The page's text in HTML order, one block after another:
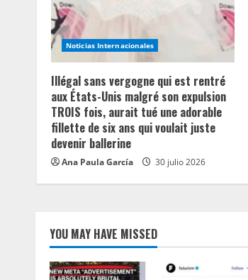
R
e
a
d
i
n
Noticias Internacionales
Illégal sans vergogne qui est rentré
aux États-Unis malgré son expulsion
TROIS fois, aurait tué une adorable
fillette de six ans qui voulait juste
devenir ballerine
Ana Paula García 30 julio 2026
YOU MAY HAVE MISSED